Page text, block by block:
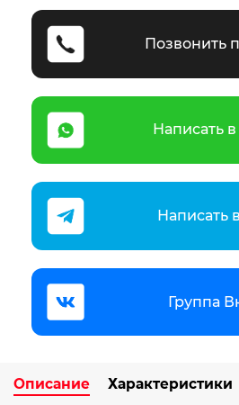
Позвонить
Написать
Написать
Группа
Описание Характеристики